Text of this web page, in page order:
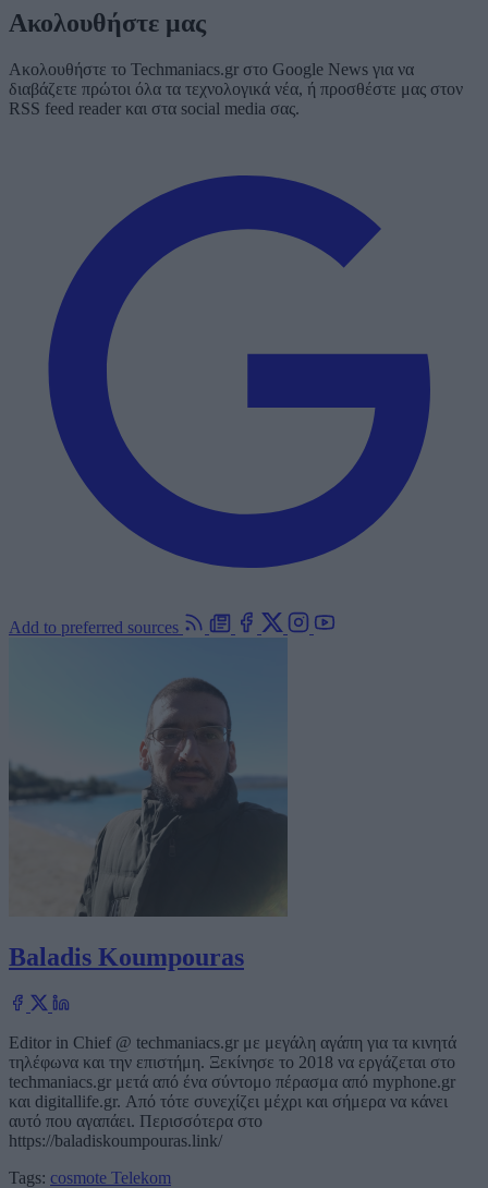
Ακολουθήστε μας
Ακολουθήστε το Techmaniacs.gr στο Google News για να
διαβάζετε πρώτοι όλα τα τεχνολογικά νέα, ή προσθέστε μας στον
RSS feed reader και στα social media σας.
Add to preferred sources
Baladis Koumpouras
Editor in Chief @ techmaniacs.gr με μεγάλη αγάπη για τα κινητά
τηλέφωνα και την επιστήμη. Ξεκίνησε το 2018 να εργάζεται στο
techmaniacs.gr μετά από ένα σύντομο πέρασμα από myphone.gr
και digitallife.gr. Από τότε συνεχίζει μέχρι και σήμερα να κάνει
αυτό που αγαπάει. Περισσότερα στο
https://baladiskoumpouras.link/
Tags: cosmote Telekom